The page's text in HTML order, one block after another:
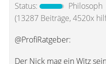
Status:
Philosoph
(13287 Beiträge, 4520x
@ProfiRatgeber:
Der Nick mag ein Witz